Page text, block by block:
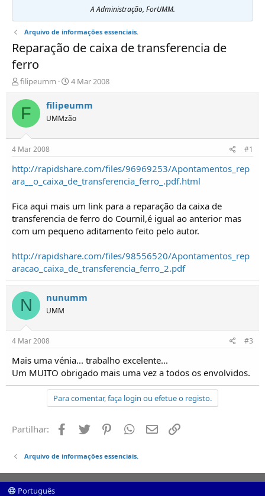
A Administração, ForUMM.
Arquivo de informações essenciais.
Reparação de caixa de transferencia de
ferro
I
n
i
i
d
o
r
d
e
ó
p
i
o
s
filipeumm
D
a
t
a
d
í
c
i
4 Mar 2008
F filipeumm
UMMzão
4 Mar 2008 #1
http://rapidshare.com/files/96969253/Apontamentos_rep
ara__o_caixa_de_transferencia_ferro_.pdf.html
Fica aqui mais um link para a reparação da caixa de
transferencia de ferro do Cournil,é igual ao anterior mas
com um pequeno aditamento feito pelo autor.
http://rapidshare.com/files/98556520/Apontamentos_rep
aracao_caixa_de_transferencia_ferro_2.pdf
N nunumm
UMM
4 Mar 2008 #3
Mais uma vénia... trabalho excelente...
Um MUITO obrigado mais uma vez a todos os envolvidos.
Para comentar, faça login ou efetue o registo.
Partilhar: Facebook
Twitter PinterestWhatsapp
Email
Arquivo de informações essenciais.
Português